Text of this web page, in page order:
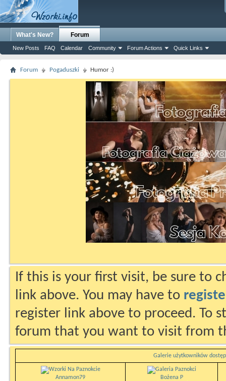
What's New? Forum
New Posts FAQ Calendar Community Forum Actions Quick Links
Forum Pogaduszki Humor :)
If this is your first visit, be sure to
link above. You may have to
register link above to proceed. To
forum that you want to visit from
Galerie użytkowników
Annamon79
Bożena P